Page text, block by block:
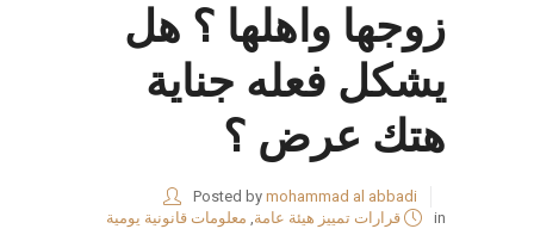
زوجها واهلها ؟ هل
يشكل فعله جناية
هتك عرض ؟
Posted by mohammad al abbadi
in
قرارات تمييز هيئة عامة, معلومات قانونية يومية